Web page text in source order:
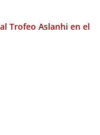
Trofeo Aslanhi en el